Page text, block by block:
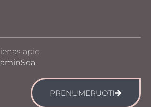
apie
PRENUMERUOTI